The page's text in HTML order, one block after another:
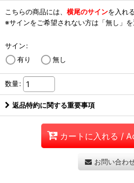
こちらの商品には、 横尾のサインを入れ
※サインをご希望されない方は「無し」を
サイン:
有り
無し
数量:
返品特約に関する重要事項
カートに入れる /
お問い合わ